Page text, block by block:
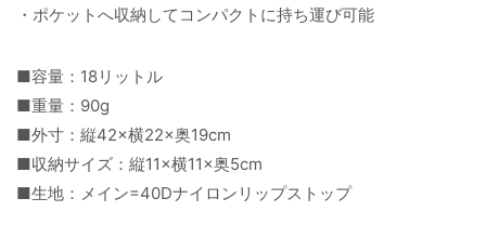
・ポケットへ収納してコンパクトに持ち運び可能
■容量：18リットル
■重量：90g
■外寸：縦42×横22×奥19cm
■収納サイズ：縦11×横11×奥5cm
■生地：メイン=40Dナイロンリップストップ